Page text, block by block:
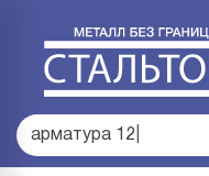
арматура